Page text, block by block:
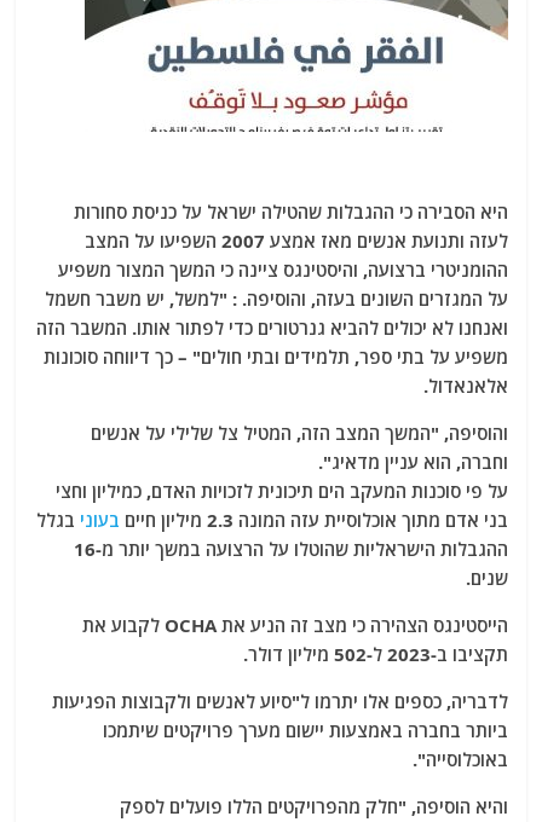
היא הסבירה כי ההגבלות שהטילה ישראל על כניסת סחורות
לעזה ותנועת אנשים מאז אמצע 2007 השפיעו על המצב
ההומניטרי ברצועה, והיסטינגס ציינה כי המשך המצור משפיע
על המגזרים השונים בעזה, והוסיפה. : "למשל, יש משבר חשמל
ואנחנו לא יכולים להביא גנרטורים כדי לפתור אותו. המשבר הזה
משפיע על בתי ספר, תלמידים ובתי חולים" – כך דיווחה סוכונות
אלאנאדול.
והוסיפה, "המשך המצב הזה, המטיל צל שלילי על אנשים
וחברה, הוא עניין מדאיג".
על פי סוכנות המעקב הים תיכונית לזכויות האדם, כמיליון וחצי
בני אדם מתוך אוכלוסיית עזה המונה 2.3 מיליון חיים
בעוני בגלל
ההגבלות הישראליות שהוטלו על הרצועה במשך יותר מ-16
שנים.
הייסטינגס הצהירה כי מצב זה הניע את OCHA לקבוע את
תקציבו ב-2023 ל-502 מיליון דולר.
לדבריה, כספים אלו יתרמו ל"סיוע לאנשים ולקבוצות הפגיעות
ביותר בחברה באמצעות יישום מערך פרויקטים שיתמכו
באוכלוסייה".
והיא הוסיפה, "חלק מהפרויקטים הללו פועלים לספק